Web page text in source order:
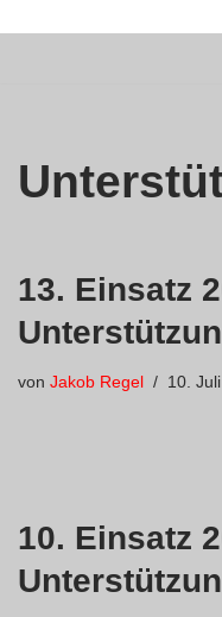
13. Einsatz
von Jakob Regel 10.
10. Einsatz